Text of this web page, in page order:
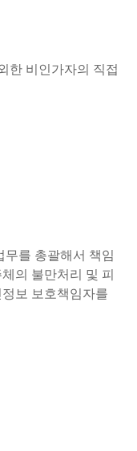
한 비인가자의 직접
를 총괄해서 책임
의 불만처리 및 피
보 보호책임자를